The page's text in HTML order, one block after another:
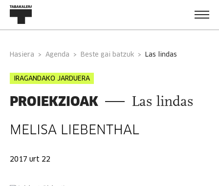
Hasiera Agenda Beste gai batzuk las lindas
IRAGANDAKO JARDUERA
PROIEKZIOAK Las lindas
MELISA LIEBENTHAL
2017 urt 22